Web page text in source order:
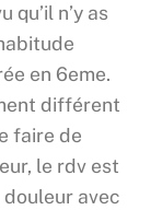
n’y as
en 6eme.
différent
faire de
le rdv est
avec